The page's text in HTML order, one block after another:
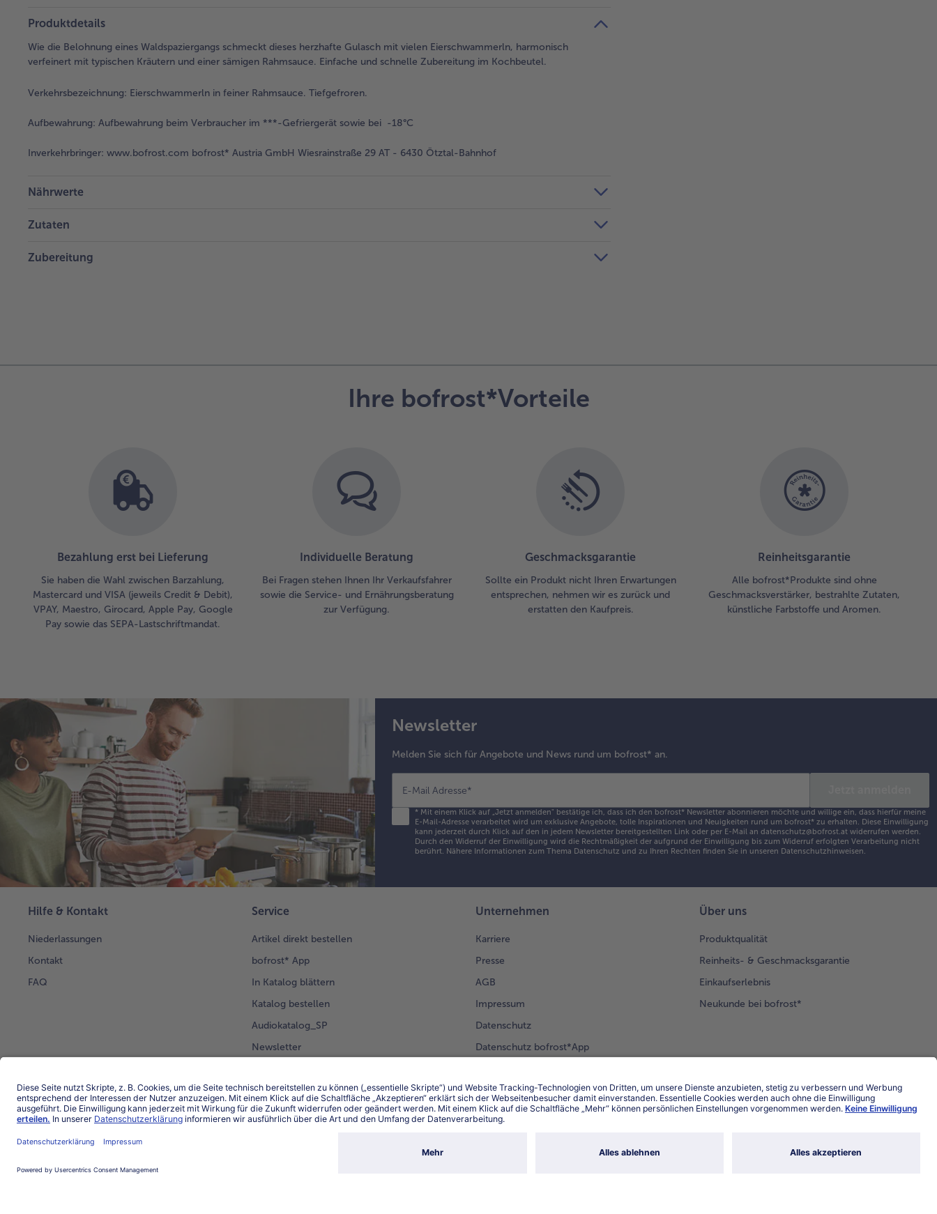
Produktdetails
Wie die Belohnung eines Waldspaziergangs schmeckt dieses herzhafte Gulasch mit vielen Eierschwammerln, harmonisch
verfeinert mit typischen Kräutern und einer sämigen Rahmsauce. Einfache und schnelle Zubereitung im Kochbeutel.
Verkehrsbezeichnung: Eierschwammerln in feiner Rahmsauce. Tiefgefroren.
Aufbewahrung: Aufbewahrung beim Verbraucher im ***-Gefriergerät sowie bei -18°C
Inverkehrbringer: www.bofrost.com bofrost* Austria GmbH Wiesrainstraße 29 AT - 6430 Ötztal-Bahnhof
Nährwerte
Zutaten
Zubereitung
Ihre bofrost*Vorteile
Bezahlung erst bei Lieferung
Sie haben die Wahl zwischen Barzahlung,
Mastercard und VISA (jeweils Credit & Debit),
VPAY, Maestro, Girocard, Apple Pay, Google
Pay sowie das SEPA-Lastschriftmandat.
Individuelle Beratung
Bei Fragen stehen Ihnen Ihr Verkaufsfahrer
sowie die Service- und Ernährungsberatung
zur Verfügung.
Geschmacksgarantie
Sollte ein Produkt nicht Ihren Erwartungen
entsprechen, nehmen wir es zurück und
erstatten den Kaufpreis.
Reinheitsgarantie
Alle bofrost*Produkte sind ohne
Geschmacksverstärker, bestrahlte Zutaten,
künstliche Farbstoffe und Aromen.
Newsletter
Melden Sie sich für Angebote und News rund um bofrost* an.
E-Mail Adresse*
*Mit einem Klick auf „Jetzt anmelden" bestätige ich, dass ich den bofrost* Newsletter abonnieren möchte und willige ein, dass hierfür meine
E-Mail-Adresse verarbeitet wird um exklusive Angebote, tolle Inspirationen und Neuigkeiten rund um bofrost* zu erhalten. Diese Einwilligung
kann jederzeit durch Klick auf den in jedem Newsletter bereitgestellten Link oder per E-Mail an datenschutz@bofrost.at widerrufen werden.
Durch den Widerruf der Einwilligung wird die Rechtmäßigkeit der aufgrund der Einwilligung bis zum Widerruf erfolgten Verarbeitung nicht
berührt. Nähere Informationen zum Thema Datenschutz und zu Ihren Rechten finden Sie in unseren Datenschutzhinweisen
Hilfe & Kontakt
Niederlassungen
Kontakt
FAQ
Service
Artikel direkt bestellen
bofrost* App
In Katalog blättern
Katalog bestellen
Audiokatalog_SP
Newsletter
Unternehmen
Karriere
Presse
AGB
Impressum
Datenschutz
Datenschutz bofrost*App
Über uns
Produktqualität
Reinheits- & Geschmacksgarantie
Einkaufserlebnis
Neukunde bei bofrost*